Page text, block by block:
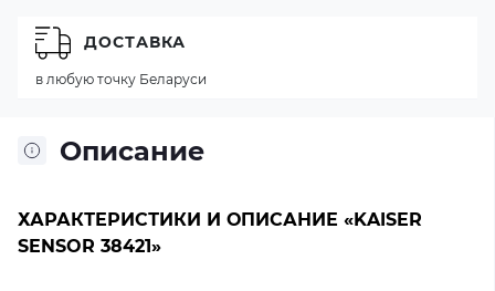
Описание
ХАРАКТЕРИСТИКИ И ОПИСАНИЕ «KAISER
SENSOR 38421»
ДОСТАВКА
в любую точку Беларуси